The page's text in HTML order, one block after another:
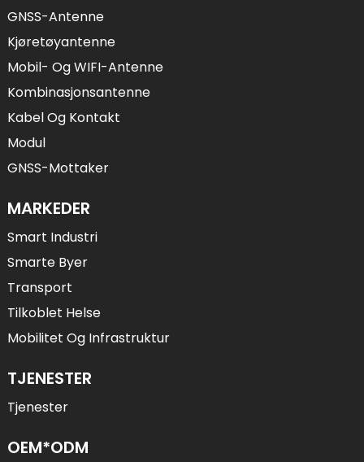
GNSS-Antenne
Kjøretøyantenne
Mobil- Og WIFI-Antenne
Kombinasjonsantenne
Kabel Og Kontakt
Modul
GNSS-Mottaker
MARKEDER
Smart Industri
Smarte Byer
Transport
Tilkoblet Helse
Mobilitet Og Infrastruktur
TJENESTER
Tjenester
OEM*ODM